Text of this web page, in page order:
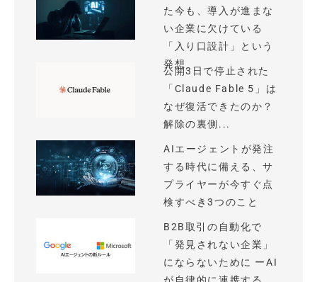
た今も、導入が進まな
い企業に欠けている
「入り口設計」という
発想
公開3日で停止された
「Claude Fable 5」は
なぜ復活できたのか？
解除の裏側...
AIエージェントが発注
する時代に備える、サ
プライヤーが今すぐ点
検すべき3つのこと
B2B取引の自動化で
「発見されない企業」
にならないために ーAI